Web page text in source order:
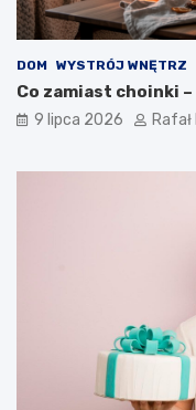
DOM WYSTRÓJ WNĘTRZ
Co zamiast choinki
9 lipca 2026